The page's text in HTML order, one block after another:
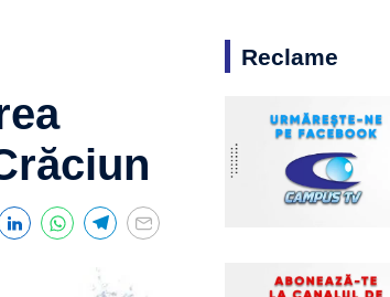
Reclame